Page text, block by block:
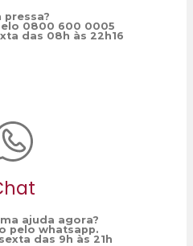
pressa?
0800 600 0005
das 08h às 22h16
ajuda agora?
pelo whatsapp.
das 9h às 21h